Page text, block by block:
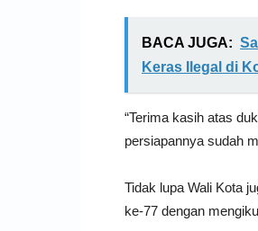
BACA JUGA:
Keras Ilegal di
“Terima kasih atas
persiapannya sudah
Tidak lupa Wali Kota
ke-77 dengan